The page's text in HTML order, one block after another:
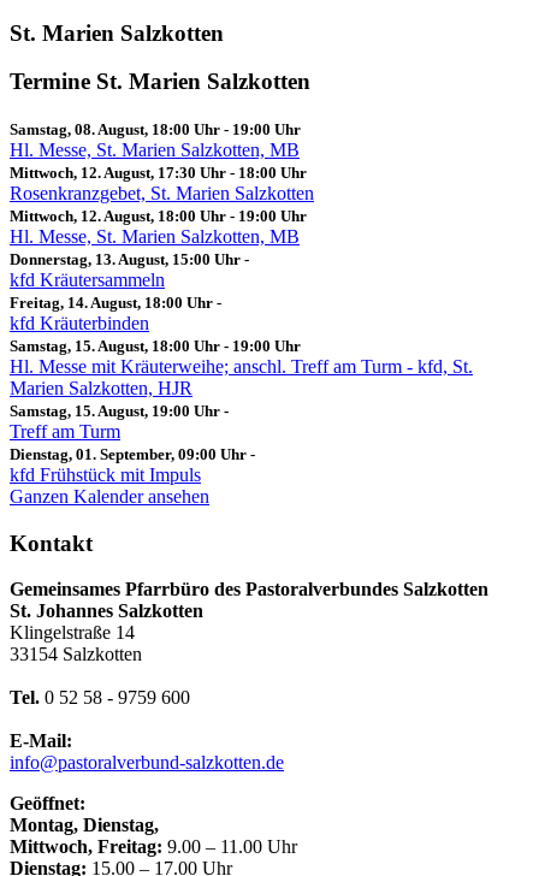
St. Marien Salzkotten
Termine St. Marien Salzkotten
Samstag, 08. August, 18:00 Uhr - 19:00 Uhr
Hl. Messe, St. Marien Salzkotten, MB
Mittwoch, 12. August, 17:30 Uhr - 18:00 Uhr
Rosenkranzgebet, St. Marien Salzkotten
Mittwoch, 12. August, 18:00 Uhr - 19:00 Uhr
Hl. Messe, St. Marien Salzkotten, MB
Donnerstag, 13. August, 15:00 Uhr -
kfd Kräutersammeln
Freitag, 14. August, 18:00 Uhr -
kfd Kräuterbinden
Samstag, 15. August, 18:00 Uhr - 19:00 Uhr
Hl. Messe mit Kräuterweihe; anschl. Treff am Turm - kfd, St.
Marien Salzkotten, HJR
Samstag, 15. August, 19:00 Uhr -
Treff am Turm
Dienstag, 01. September, 09:00 Uhr -
kfd Frühstück mit Impuls
Ganzen Kalender ansehen
Kontakt
Gemeinsames Pfarrbüro des Pastoralverbundes Salzkotten
St. Johannes Salzkotten
Klingelstraße 14
33154 Salzkotten
Tel. 0 52 58 - 9759 600
E-Mail:
info@pastoralverbund-salzkotten.de
Geöffnet:
Montag, Dienstag,
Mittwoch, Freitag: 9.00 – 11.00 Uhr
Dienstag: 15.00 – 17.00 Uhr